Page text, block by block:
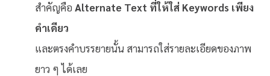
สำคัญคือ Alternate Text ที่ให้ใส่ Keywords เพียง
คำเดียว
และตรงคำบรรยายนั้น สามารถใส่รายละเอียดของภาพ
ยาว ๆ ได้เลย